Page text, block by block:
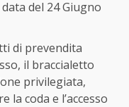
del 24 Giugno
di prevendita
il braccialetto
privilegiata,
la coda e l’accesso